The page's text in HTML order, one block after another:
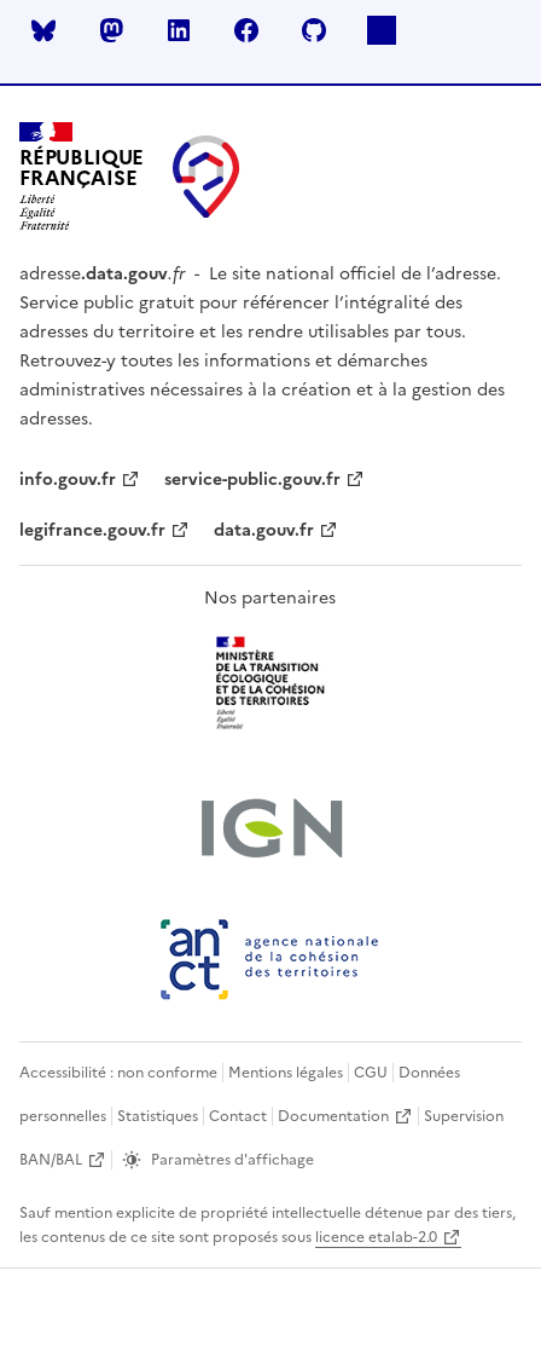
MastodonLinkedIn Facebook
RÉPUBLIQUE
FRANÇAISE
adresse.data.gouv.fr- Le site national officiel de l’adresse.
Service public gratuit pour référencer l’intégralité des
adresses du territoire et les rendre utilisables par tous.
Retrouvez-y toutes les informations et démarches
administratives nécessaires à la création et à la gestion des
adresses.
info.gouv.fr
service-public.gouv.fr
legifrance.gouv.fr
data.gouv.fr
Nos partenaires
Accessibilité : non conforme Mentions légales CGU
Données
personnelles Statistiques Contact Documentation
Supervision
BAN/BAL
Paramètres d'affichage
Sauf mention explicite de propriété intellectuelle détenue par des tiers,
les contenus de ce site sont proposés sous licence etalab-2.0